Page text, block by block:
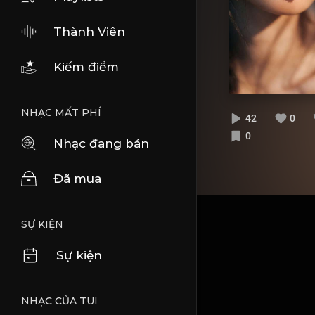
Thành Viên
Kiếm điểm
NHẠC MẤT PHÍ
Nhạc đang bán
Đã mua
SỰ KIỆN
Sự kiện
NHẠC CỦA TUI
42
0
0